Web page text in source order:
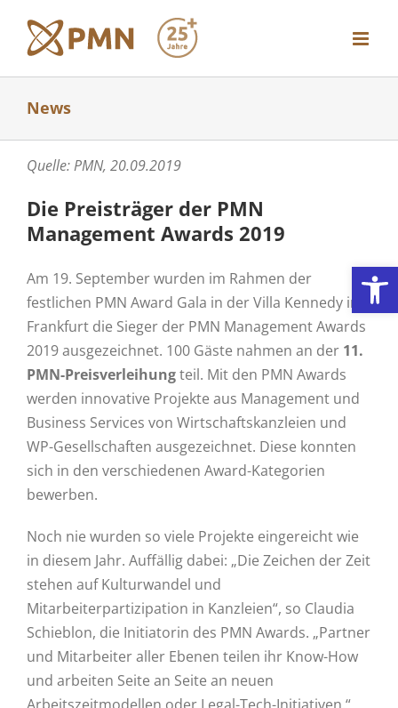
Inhalt
springen
News
Quelle: PMN, 20.09.2019
Die Preisträger der PMN
Management Awards 2019
Am 19. September wurden im Rahmen der
festlichen PMN Award Gala in der Villa Kennedy in
Frankfurt die Sieger der PMN Management Awards
2019 ausgezeichnet. 100 Gäste nahmen an der 11.
PMN-Preisverleihungteil. Mit den PMN Awards
werden innovative Projekte aus Management und
Business Services von Wirtschaftskanzleien und
WP-Gesellschaften ausgezeichnet. Diese konnten
sich in den verschiedenen Award-Kategorien
bewerben.
Noch nie wurden so viele Projekte eingereicht wie
in diesem Jahr. Auffällig dabei: „Die Zeichen der Zeit
stehen auf Kulturwandel und
Mitarbeiterpartizipation in Kanzleien“, so Claudia
Schieblon, die Initiatorin des PMN Awards. „Partner
und Mitarbeiter aller Ebenen teilen ihr Know-How
und arbeiten Seite an Seite an neuen